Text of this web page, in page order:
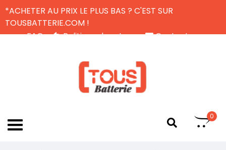
*ACHETER AU PRIX LE PLUS BAS ? C'EST SUR
TOUSBATTERIE.COM !
FAQ
Politique de retour
Contactez-nous
0